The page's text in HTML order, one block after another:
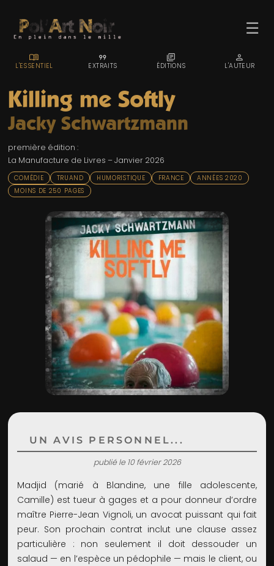
☰
ACCUEIL
TROMBINO
INDEX
RECHERCHE
LIENS & FESTIVALS
UN POLAR AU HASARD
Killing me Softly
Jacky Schwartzmann
première édition :
La Manufacture de Livres – Janvier 2026
COMÉDIE TRUAND HUMORISTIQUE FRANCE
ANNÉES 2020
MOINS DE 250 PAGES
UN AVIS PERSONNEL...
publié le 10 février 2026
Madjid (marié à Blandine, une fille adolescente,
Camille) est tueur à gages et a pour donneur d’ordre
maître Pierre-Jean Vignoli, un avocat puissant qui fait
peur. Son prochain contrat inclut une clause assez
particulière : non seulement il doit dessouder un
salaud — en l’espèce un pédophile — mais le client, ou
MENU_BOOK
L'ESSENTIEL
FORMAT_QUOTE
EXTRAITS
LIBRARY_BOOKS
ÉDITIONS
PERSON
L'AUTEUR